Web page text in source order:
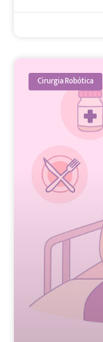
Cirurgia Robótica